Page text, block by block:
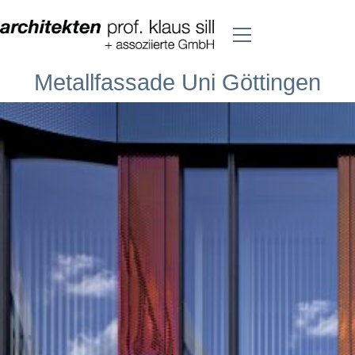
Metallfassade Uni Göttingen